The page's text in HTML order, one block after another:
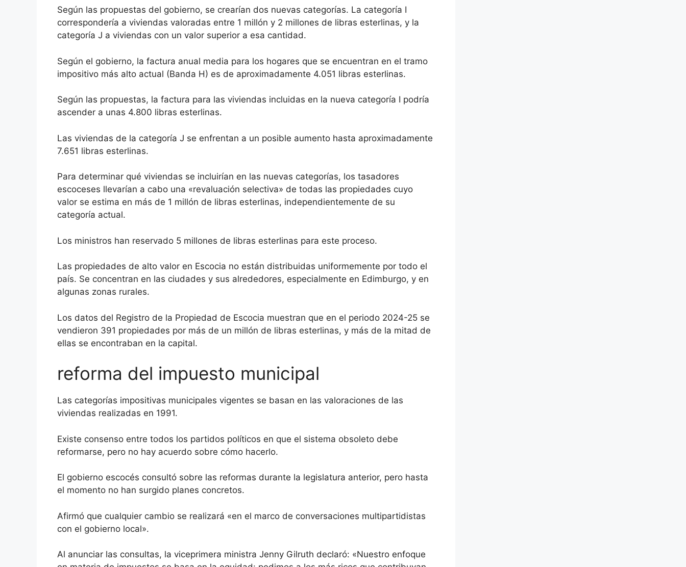
Según las propuestas del gobierno, se crearían dos nuevas categorías. La categoría I
correspondería a viviendas valoradas entre 1 millón y 2 millones de libras esterlinas, y la
categoría J a viviendas con un valor superior a esa cantidad.
Según el gobierno, la factura anual media para los hogares que se encuentran en el tramo
impositivo más alto actual (Banda H) es de aproximadamente 4.051 libras esterlinas.
Según las propuestas, la factura para las viviendas incluidas en la nueva categoría I podría
ascender a unas 4.800 libras esterlinas.
Las viviendas de la categoría J se enfrentan a un posible aumento hasta aproximadamente
7.651 libras esterlinas.
Para determinar qué viviendas se incluirían en las nuevas categorías, los tasadores
escoceses llevarían a cabo una «revaluación selectiva» de todas las propiedades cuyo
valor se estima en más de 1 millón de libras esterlinas, independientemente de su
categoría actual.
Los ministros han reservado 5 millones de libras esterlinas para este proceso.
Las propiedades de alto valor en Escocia no están distribuidas uniformemente por todo el
país. Se concentran en las ciudades y sus alrededores, especialmente en Edimburgo, y en
algunas zonas rurales.
Los datos del Registro de la Propiedad de Escocia muestran que en el periodo 2024-25 se
vendieron 391 propiedades por más de un millón de libras esterlinas, y más de la mitad de
ellas se encontraban en la capital.
reforma del impuesto municipal
Las categorías impositivas municipales vigentes se basan en las valoraciones de las
viviendas realizadas en 1991.
Existe consenso entre todos los partidos políticos en que el sistema obsoleto debe
reformarse, pero no hay acuerdo sobre cómo hacerlo.
El gobierno escocés consultó sobre las reformas durante la legislatura anterior, pero hasta
el momento no han surgido planes concretos.
Afirmó que cualquier cambio se realizará «en el marco de conversaciones multipartidistas
con el gobierno local».
Al anunciar las consultas, la viceprimera ministra Jenny Gilruth declaró: «Nuestro enfoque